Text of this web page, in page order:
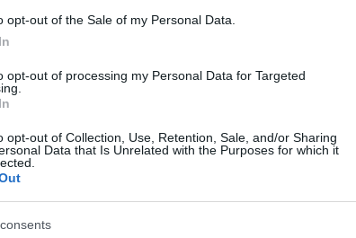
opt-out of the Sale of my Personal Data.
opt-out of processing my Personal Data for Targeted
opt-out of Collection, Use, Retention, Sale, and/or Sharing
Data that Is Unrelated with the Purposes for which it
egyik legnevezetesebb köztere. A tér közepéből
hitt Nelson-emlékoszlop, amely az admirálisnak állít
lévő Trafalgar-foknál az angol hajók megsemmisítő
északi részét díszíti a korinthoszi oszlopokkal díszített,